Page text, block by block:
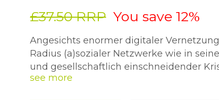
£37.50 RRP You save 12%
Angesichts enormer digitaler
Radius (a)sozialer Netzwerke wie in
und gesellschaftlich einschneidender
die engagierte Literatur verstärkt als
Die Beiträge des Bandes beleuchten das